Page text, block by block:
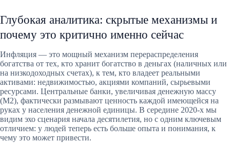
Глубокая аналитика: скрытые механизмы и
почему это критично именно сейчас
Инфляция — это мощный механизм перераспределения
богатства от тех, кто хранит богатство в деньгах (наличных или
на низкодоходных счетах), к тем, кто владеет реальными
активами: недвижимостью, акциями компаний, сырьевыми
ресурсами. Центральные банки, увеличивая денежную массу
(M2), фактически размывают ценность каждой имеющейся на
руках у населения денежной единицы. В середине 2020-х мы
видим эхо сценария начала десятилетия, но с одним ключевым
отличием: у людей теперь есть больше опыта и понимания, к
чему это может привести.